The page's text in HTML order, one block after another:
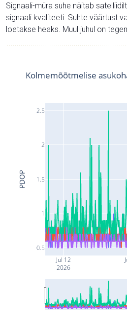
Signaali-müra suhe näitab
signaali kvaliteeti. Suhte väärtust
loetakse heaks. Muul juhul on
Jul 12
2026
0.5
1
1.5
2
2.5
Kolmemõõtmelise
PDOP